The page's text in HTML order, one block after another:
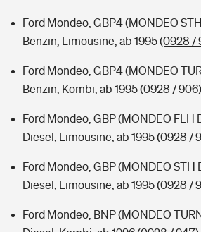
Ford Mondeo, GBP4 (MONDEO
Benzin, Limousine, ab 1995(0928 /
Ford Mondeo, GBP4 (MONDEO
Benzin, Kombi, ab 1995(0928 / 906)
Ford Mondeo, GBP (MONDEO FLH
Diesel, Limousine, ab 1995(0928 /
Ford Mondeo, GBP (MONDEO STH
Diesel, Limousine, ab 1995(0928 /
Ford Mondeo, BNP (MONDEO